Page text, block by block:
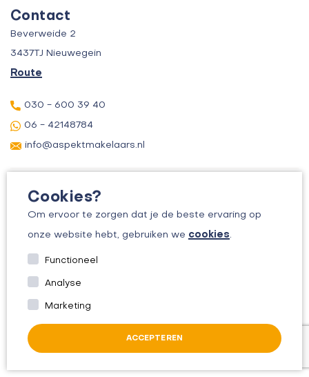
Cookies?
Om ervoor te zorgen dat je de beste ervaring op
onze website hebt, gebruiken we cookies.
Functioneel
Analyse
Marketing
ACCEPTEREN
Taxatie
Verhuur
Over ons
Contact
Beverweide 2
3437TJ Nieuwegein
Route
030 - 600 39 40
06 - 42148784
info@aspektmakelaars.nl